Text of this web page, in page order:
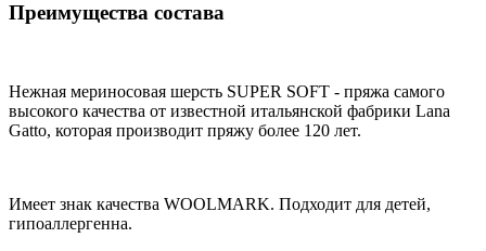
Преимущества состава
Нежная мериносовая шерсть SUPER SOFT - пряжа самого
высокого качества от известной итальянской фабрики Lana
Gatto, которая производит пряжу более 120 лет.
Имеет знак качества WOOLMARK. Подходит для детей,
гипоаллергенна.